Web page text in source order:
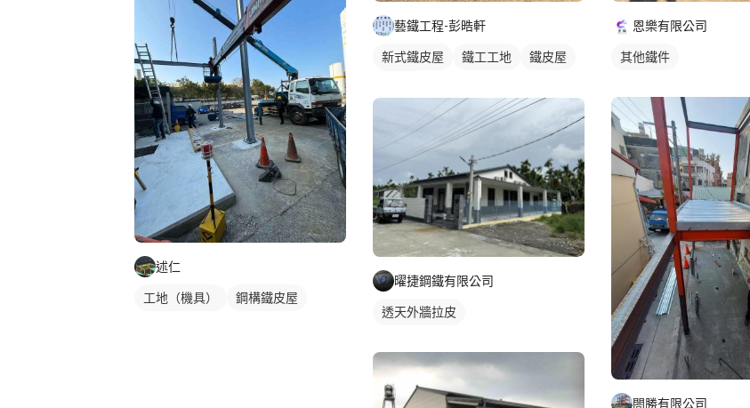
述仁
工地（機具） 鋼構鐵皮屋
藝鐵工程-彭晧軒
新式鐵皮屋 鐵工工地
鐵皮屋
曜捷鋼鐵有限公司
透天外牆拉皮
恩樂有限公司
其他鐵件
閤勝有限公司